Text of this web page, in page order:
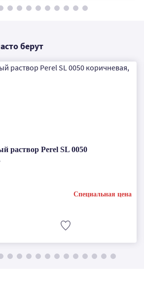
берут
раствор Perel SL 0050
Специальная цена